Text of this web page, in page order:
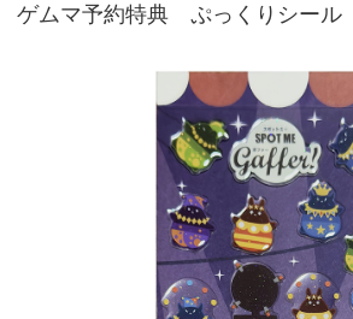
ゲムマ予約特典 ぷっくりシール